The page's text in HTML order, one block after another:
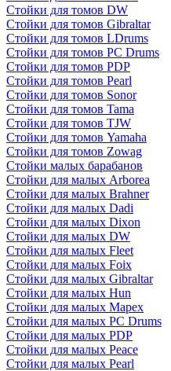
Стойки для томов DW
Стойки для томов Gibraltar
Стойки для томов LDrums
Стойки для томов PC Drums
Стойки для томов PDP
Стойки для томов Pearl
Стойки для томов Sonor
Стойки для томов Tama
Стойки для томов TJW
Стойки для томов Yamaha
Стойки для томов Zowag
Стойки малых барабанов
Стойки для малых Arborea
Стойки для малых Brahner
Стойки для малых Dadi
Стойки для малых Dixon
Стойки для малых DW
Стойки для малых Fleet
Стойки для малых Foix
Стойки для малых Gibraltar
Стойки для малых Hun
Стойки для малых Mapex
Стойки для малых PC Drums
Стойки для малых PDP
Стойки для малых Peace
Стойки для малых Pearl